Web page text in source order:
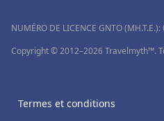
NUMÉRO DE LICENCE GNTO
Copyright © 2012–2026 Travelmyth™.
Termes et conditions